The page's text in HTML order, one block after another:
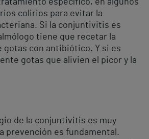
específico, en algunos
colirios para evitar la
Si la conjuntivitis es
tiene que recetar la
gotas con antibiótico. Y si es
gotas que alivien el picor y la
de la conjuntivitis es muy
prevención es fundamental.